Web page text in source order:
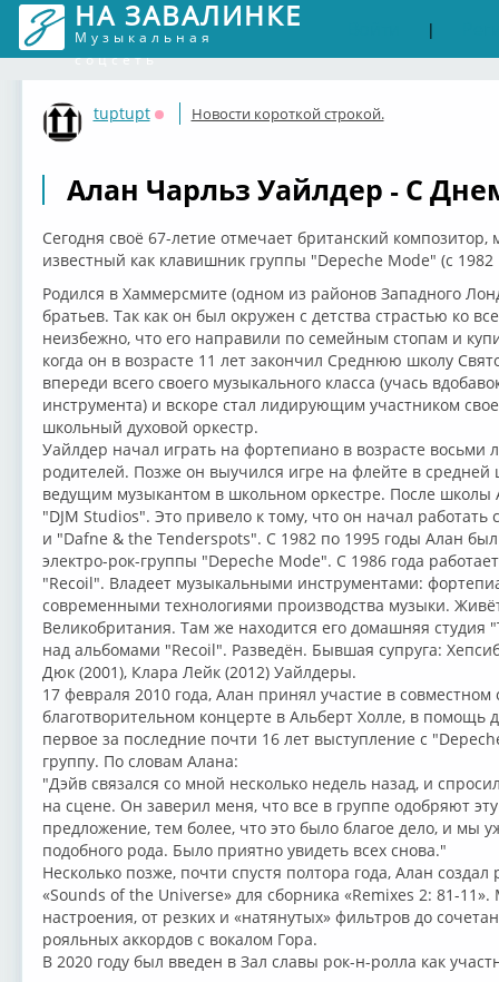
НА ЗАВАЛИНКЕ
Музыкальная
соцсеть
|
tuptupt
Оффлайн
Новости короткой строкой.
Алан Чарльз Уайлдер - С
Сегодня своё 67-летие отмечает британский
известный как клавишник группы "Depeche Mode" (с
Родился в Хаммерсмите (одном из районов Западного
братьев. Так как он был окружен с детства страстью ко
неизбежно, что его направили по семейным стопам и
когда он в возрасте 11 лет закончил Среднюю школу
впереди всего своего музыкального класса (учась
инструмента) и вскоре стал лидирующим участником
школьный духовой оркестр.
Уайлдер начал играть на фортепиано в возрасте восьми
родителей. Позже он выучился игре на флейте в
ведущим музыкантом в школьном оркестре. После школы
"DJM Studios". Это привело к тому, что он начал
и "Dafne & the Tenderspots". С 1982 по 1995 годы Алан
электро-рок-группы "Depeche Mode". С 1986 года
"Recoil". Владеет музыкальными инструментами:
современными технологиями производства музыки.
Великобритания. Там же находится его домашняя студия
над альбомами "Recoil". Разведён. Бывшая супруга:
Дюк (2001), Клара Лейк (2012) Уайлдеры.
17 февраля 2010 года, Алан принял участие в
благотворительном концерте в Альберт Холле, в помощь
первое за последние почти 16 лет выступление с
группу. По словам Алана:
"Дэйв связался со мной несколько недель назад, и
на сцене. Он заверил меня, что все в группе одобряют
предложение, тем более, что это было благое дело, и мы
подобного рода. Было приятно увидеть всех снова."
Несколько позже, почти спустя полтора года, Алан
«Sounds of the Universe» для сборника «Remixes 2: 81-
настроения, от резких и «натянутых» фильтров до
рояльных аккордов с вокалом Гора.
В 2020 году был введен в Зал славы рок-н-ролла как